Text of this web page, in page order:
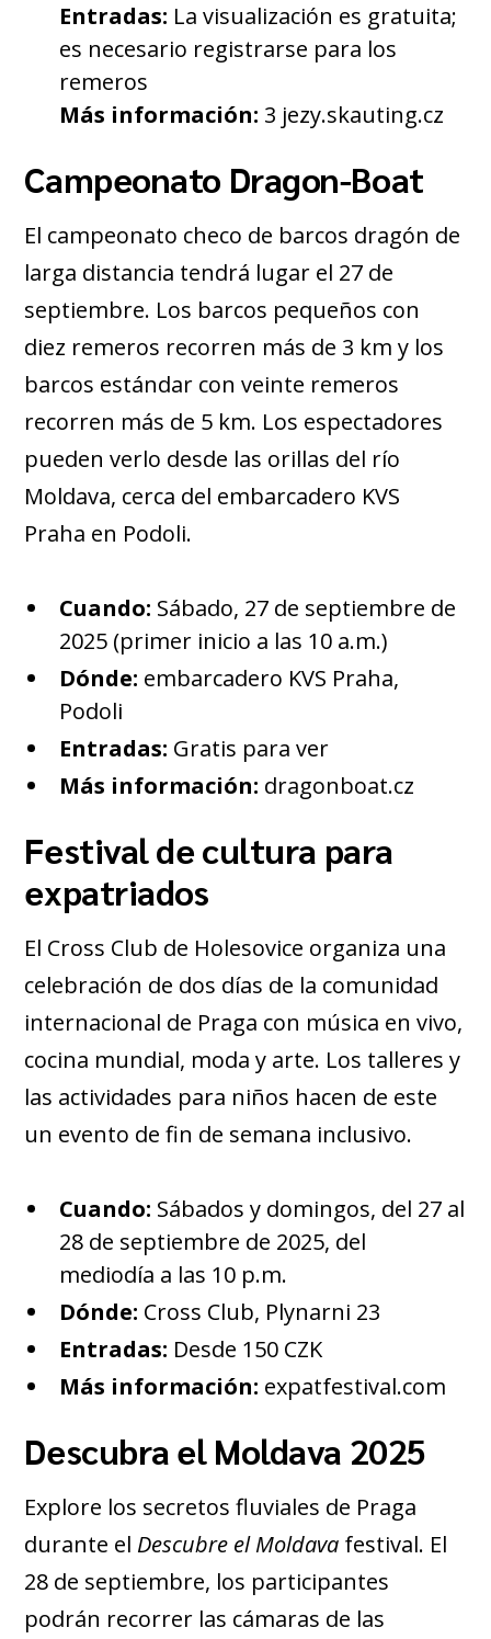
Entradas: La visualización es gratuita;
es necesario registrarse para los
remeros
Más información: 3 jezy.skauting.cz
Campeonato Dragon‑Boat
El campeonato checo de barcos dragón de
larga distancia tendrá lugar el 27 de
septiembre. Los barcos pequeños con
diez remeros recorren más de 3 km y los
barcos estándar con veinte remeros
recorren más de 5 km. Los espectadores
pueden verlo desde las orillas del río
Moldava, cerca del embarcadero KVS
Praha en Podoli.
Cuando: Sábado, 27 de septiembre de
2025 (primer inicio a las 10 a.m.)
Dónde: embarcadero KVS Praha,
Podoli
Entradas: Gratis para ver
Más información: dragonboat.cz
Festival de cultura para
expatriados
El Cross Club de Holesovice organiza una
celebración de dos días de la comunidad
internacional de Praga con música en vivo,
cocina mundial, moda y arte. Los talleres y
las actividades para niños hacen de este
un evento de fin de semana inclusivo.
Cuando: Sábados y domingos, del 27 al
28 de septiembre de 2025, del
mediodía a las 10 p.m.
Dónde: Cross Club, Plynarni 23
Entradas: Desde 150 CZK
Más información: expatfestival.com
Descubra el Moldava 2025
Explore los secretos fluviales de Praga
durante el Descubre el Moldava festival. El
28 de septiembre, los participantes
podrán recorrer las cámaras de las